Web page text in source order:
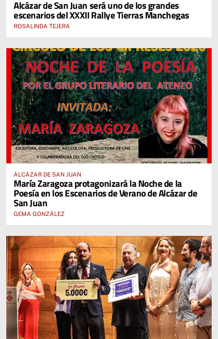
Alcázar de San Juan será uno de los grandes
escenarios del XXXII Rallye Tierras Manchegas
ROSALINDA TEJERA
ALCÁZAR DE SAN JUAN
María Zaragoza protagonizará la Noche de la
Poesía en los Escenarios de Verano de Alcázar de
San Juan
GEMA GONZÁLEZ